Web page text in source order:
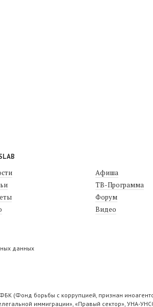
Афиша
ТВ-Программа
Форум
Видео
данных
(Фонд борьбы с коррупцией, признан
иммиграции», «Правый сектор», УНА-